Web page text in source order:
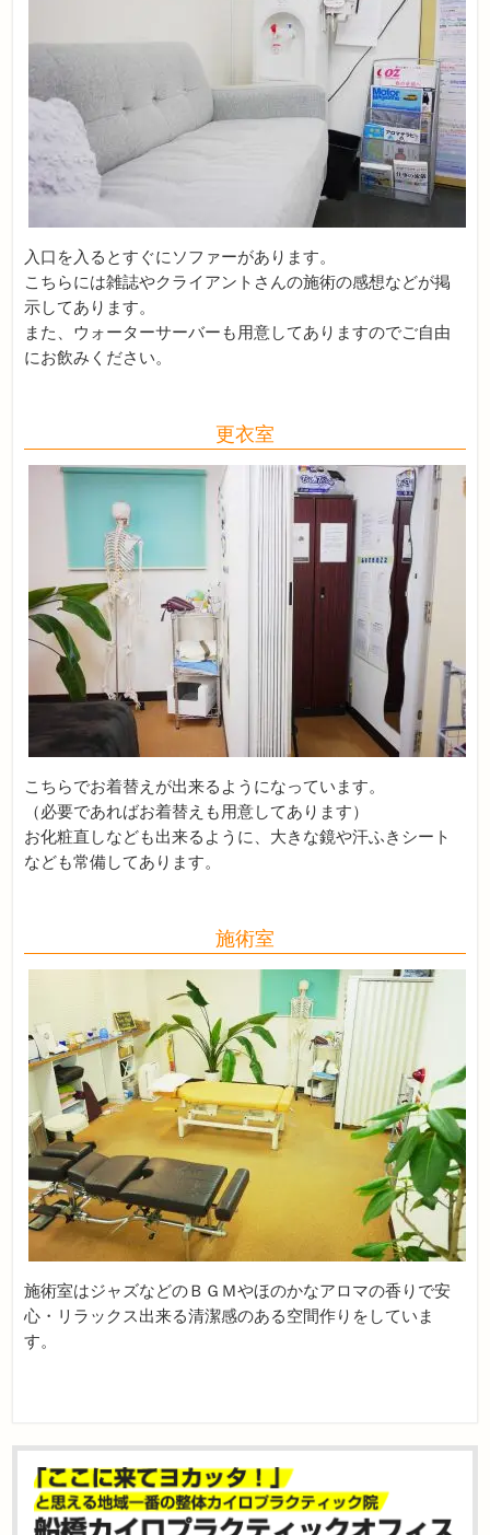
入口を入るとすぐにソファーがあります。
こちらには雑誌やクライアントさんの施術の感想などが掲
示してあります。
また、ウォーターサーバーも用意してありますのでご自由
にお飲みください。
更衣室
こちらでお着替えが出来るようになっています。
（必要であればお着替えも用意してあります）
お化粧直しなども出来るように、大きな鏡や汗ふきシート
なども常備してあります。
施術室
施術室はジャズなどのＢＧＭやほのかなアロマの香りで安
心・リラックス出来る清潔感のある空間作りをしていま
す。